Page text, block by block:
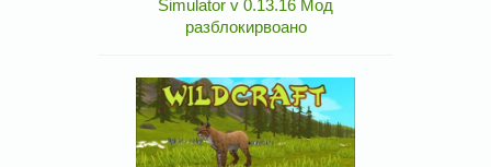
Simulator v 0.13.16 Мод
разблокирвоано